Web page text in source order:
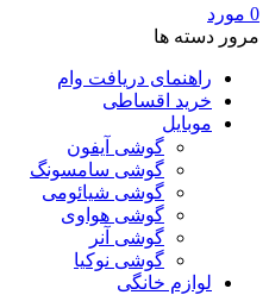
0 مورد
مرور دسته ها
راهنمای دریافت وام
خرید اقساطی
موبایل
گوشی آیفون
گوشی سامسونگ
گوشی شیائومی
گوشی هواوی
گوشی آنر
گوشی نوکیا
لوازم خانگی